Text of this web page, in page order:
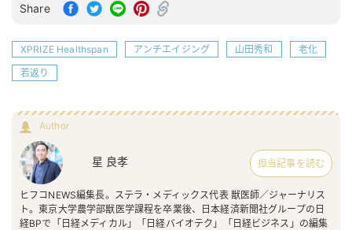
Share
XPRIZE Healthspan アンチエイジング 山田秀和
老化
若返り
Author
星 良孝 担当記事を読む
ヒフコNEWS編集長。ステラ・メディックス代表 獣医師／ジャーナリス
ト。東京大学農学部獣医学課程を卒業後、日本経済新聞社グループの日
経BPで「日経メディカル」「日経バイオテク」「日経ビジネス」の編集